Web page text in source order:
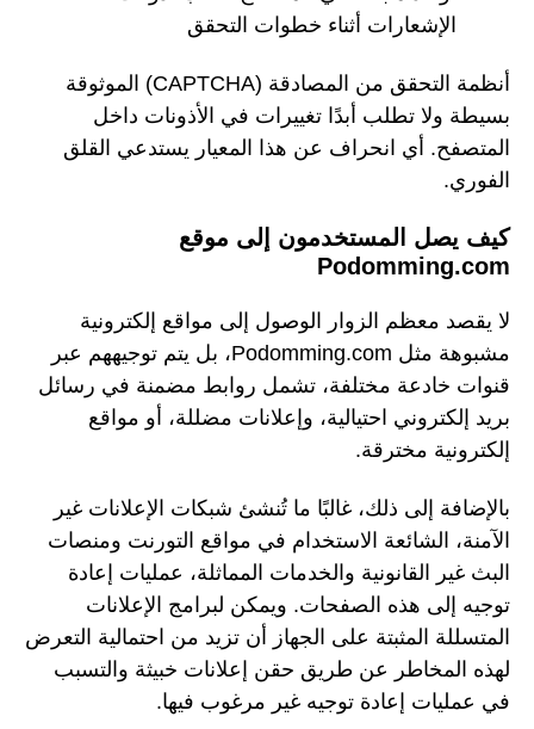
الإشعارات أثناء خطوات التحقق
أنظمة التحقق من المصادقة (CAPTCHA) الموثوقة
بسيطة ولا تطلب أبدًا تغييرات في الأذونات داخل
المتصفح. أي انحراف عن هذا المعيار يستدعي القلق
الفوري.
كيف يصل المستخدمون إلى موقع
Podomming.com
لا يقصد معظم الزوار الوصول إلى مواقع إلكترونية
مشبوهة مثل Podomming.com، بل يتم توجيههم عبر
قنوات خادعة مختلفة، تشمل روابط مضمنة في رسائل
بريد إلكتروني احتيالية، وإعلانات مضللة، أو مواقع
إلكترونية مخترقة.
بالإضافة إلى ذلك، غالبًا ما تُنشئ شبكات الإعلانات غير
الآمنة، الشائعة الاستخدام في مواقع التورنت ومنصات
البث غير القانونية والخدمات المماثلة، عمليات إعادة
توجيه إلى هذه الصفحات. ويمكن لبرامج الإعلانات
المتسللة المثبتة على الجهاز أن تزيد من احتمالية التعرض
لهذه المخاطر عن طريق حقن إعلانات خبيثة والتسبب
في عمليات إعادة توجيه غير مرغوب فيها.